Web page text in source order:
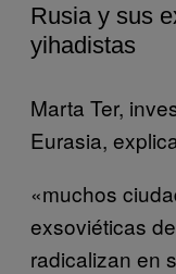
Rusia y sus
yihadistas
Marta Ter,
Eurasia,
«muchos
exsoviéticas
radicalizan en